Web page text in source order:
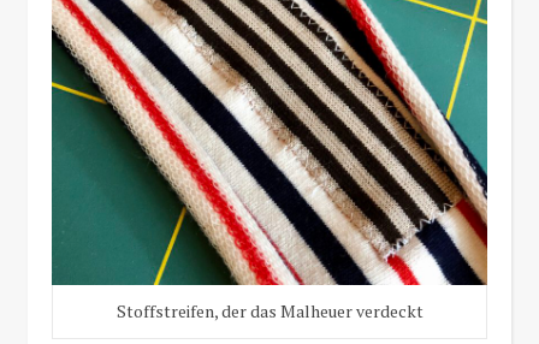
Stoffstreifen, der das Malheuer verdeckt